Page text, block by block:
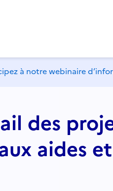
à notre webinaire
des
aux aides